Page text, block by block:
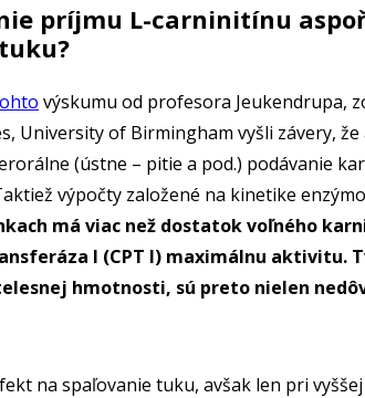
príjmu L-carninitínu
výskumu od profesora Jeukendrupa,
University of Birmingham vyšli závery,
(ústne – pitie a pod.) podávanie
výpočty založené na kinetike
má viac než dostatok voľného
I (CPT I) maximálnu aktivitu.
hmotnosti, sú preto nielen
na spaľovanie tuku, avšak len pri